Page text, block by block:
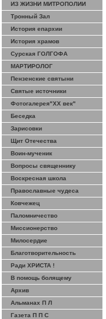
ИЗ ЖИЗНИ МИТРОПОЛИИ
Тронный Зал
История епархии
История храмов
Сурская ГОЛГОФА
МАРТИРОЛОГ
Пензенские святыни
Святые источники
Фотогалерея"ХХ век"
Беседка
Зарисовки
Щит Отечества
Воин-мученик
Вопросы священнику
Воскресная школа
Православные чудеса
Ковчежец
Паломничество
Миссионерство
Милосердие
Благотворительность
Ради ХРИСТА !
В помощь болящему
Архив
Альманах П Л
Газета П П С